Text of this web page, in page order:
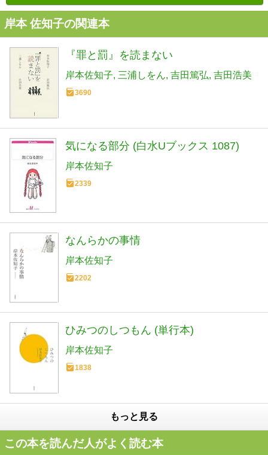
岸本 佐知子の関連本
『罪と罰』を読まない
岸本佐知子 三浦しをん 吉田篤弘 吉田浩美
3690
気になる部分 (白水Uブックス 1087)
岸本佐知子
2339
なんらかの事情
岸本佐知子
2202
ひみつのしつもん (単行本)
岸本佐知子
1838
もっと見る
この本を読んだ人がよく読む本